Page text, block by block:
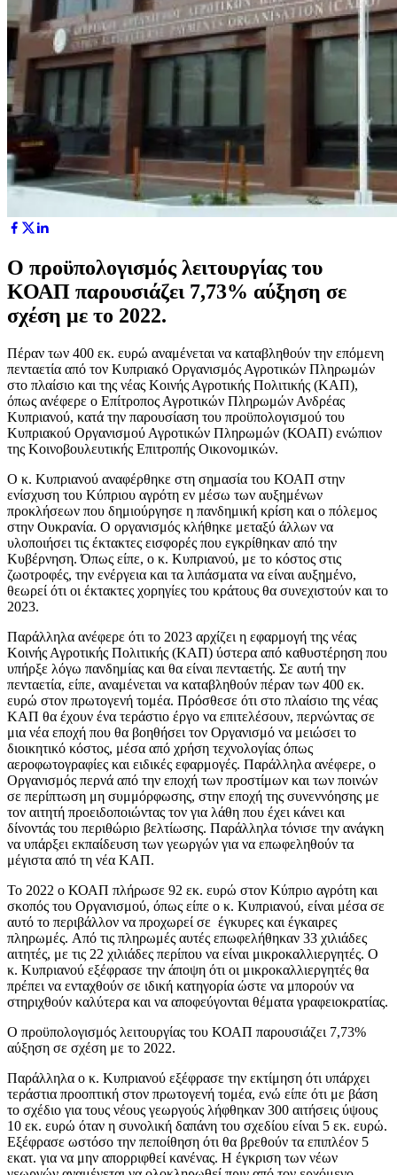
Ο προϋπολογισμός λειτουργίας του
ΚΟΑΠ παρουσιάζει 7,73% αύξηση σε
σχέση με το 2022.
Πέραν των 400 εκ. ευρώ αναμένεται να καταβληθούν την επόμενη
πενταετία από τον Κυπριακό Οργανισμός Αγροτικών Πληρωμών
στο πλαίσιο και της νέας Κοινής Αγροτικής Πολιτικής (ΚΑΠ),
όπως ανέφερε ο Επίτροπος Αγροτικών Πληρωμών Ανδρέας
Κυπριανού, κατά την παρουσίαση του προϋπολογισμού του
Κυπριακού Οργανισμού Αγροτικών Πληρωμών (ΚΟΑΠ) ενώπιον
της Κοινοβουλευτικής Επιτροπής Οικονομικών.
Ο κ. Κυπριανού αναφέρθηκε στη σημασία του ΚΟΑΠ στην
ενίσχυση του Κύπριου αγρότη εν μέσω των αυξημένων
προκλήσεων που δημιούργησε η πανδημική κρίση και ο πόλεμος
στην Ουκρανία. Ο οργανισμός κλήθηκε μεταξύ άλλων να
υλοποιήσει τις έκτακτες εισφορές που εγκρίθηκαν από την
Κυβέρνηση. Όπως είπε, ο κ. Κυπριανού, με το κόστος στις
ζωοτροφές, την ενέργεια και τα λιπάσματα να είναι αυξημένο,
θεωρεί ότι οι έκτακτες χορηγίες του κράτους θα συνεχιστούν και το
2023.
Παράλληλα ανέφερε ότι το 2023 αρχίζει η εφαρμογή της νέας
Κοινής Αγροτικής Πολιτικής (ΚΑΠ) ύστερα από καθυστέρηση που
υπήρξε λόγω πανδημίας και θα είναι πενταετής. Σε αυτή την
πενταετία, είπε, αναμένεται να καταβληθούν πέραν των 400 εκ.
ευρώ στον πρωτογενή τομέα. Πρόσθεσε ότι στο πλαίσιο της νέας
ΚΑΠ θα έχουν ένα τεράστιο έργο να επιτελέσουν, περνώντας σε
μια νέα εποχή που θα βοηθήσει τον Οργανισμό να μειώσει το
διοικητικό κόστος, μέσα από χρήση τεχνολογίας όπως
αεροφωτογραφίες και ειδικές εφαρμογές. Παράλληλα ανέφερε, ο
Οργανισμός περνά από την εποχή των προστίμων και των ποινών
σε περίπτωση μη συμμόρφωσης, στην εποχή της συνεννόησης με
τον αιτητή προειδοποιώντας τον για λάθη που έχει κάνει και
δίνοντάς του περιθώριο βελτίωσης. Παράλληλα τόνισε την ανάγκη
να υπάρξει εκπαίδευση των γεωργών για να επωφεληθούν τα
μέγιστα από τη νέα ΚΑΠ.
Το 2022 ο ΚΟΑΠ πλήρωσε 92 εκ. ευρώ στον Κύπριο αγρότη και
σκοπός του Οργανισμού, όπως είπε ο κ. Κυπριανού, είναι μέσα σε
αυτό το περιβάλλον να προχωρεί σε έγκυρες και έγκαιρες
πληρωμές. Από τις πληρωμές αυτές επωφελήθηκαν 33 χιλιάδες
αιτητές, με τις 22 χιλιάδες περίπου να είναι μικροκαλλιεργητές. Ο
κ. Κυπριανού εξέφρασε την άποψη ότι οι μικροκαλλιεργητές θα
πρέπει να ενταχθούν σε ιδική κατηγορία ώστε να μπορούν να
στηριχθούν καλύτερα και να αποφεύγονται θέματα γραφειοκρατίας.
Ο προϋπολογισμός λειτουργίας του ΚΟΑΠ παρουσιάζει 7,73%
αύξηση σε σχέση με το 2022.
Παράλληλα ο κ. Κυπριανού εξέφρασε την εκτίμηση ότι υπάρχει
τεράστια προοπτική στον πρωτογενή τομέα, ενώ είπε ότι με βάση
το σχέδιο για τους νέους γεωργούς λήφθηκαν 300 αιτήσεις ύψους
10 εκ. ευρώ όταν η συνολική δαπάνη του σχεδίου είναι 5 εκ. ευρώ.
Εξέφρασε ωστόσο την πεποίθηση ότι θα βρεθούν τα επιπλέον 5
εκατ. για να μην απορριφθεί κανένας. Η έγκριση των νέων